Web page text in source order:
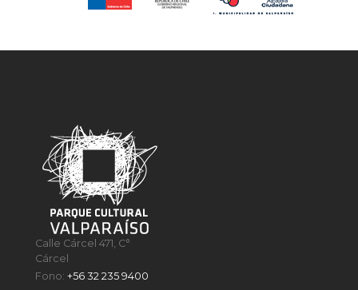
Calle Cárcel 471, C°
Cárcel
Fono:+56 32 235 9400